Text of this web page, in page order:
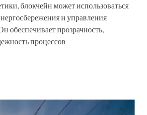
блокчейн может использоваться
и управления
обеспечивает прозрачность,
процессов